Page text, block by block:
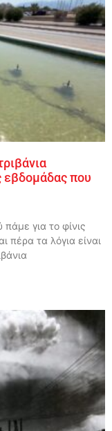
εβδομάδας που
για το φίνις
πέρα τα λόγια είναι